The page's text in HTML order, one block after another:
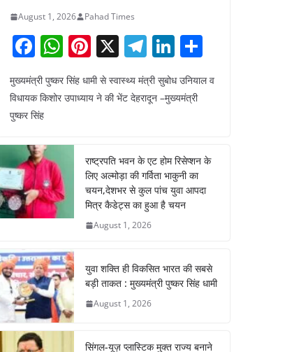
August 1, 2026 Pahad Times
F
a
c
e
o
o
k
W
h
at
p
Pi
nt
er
X T
el
e
gr
m
Li
n
k
n
ar
मुख्यमंत्री पुष्कर सिंह धामी से स्वास्थ्य मंत्री सुबोध उनियाल व
विधायक किशोर उपाध्याय ने की भेंट देहरादून –मुख्यमंत्री
पुष्कर सिंह
राष्ट्रपति भवन के एट होम रिसेप्शन के
लिए अल्मोड़ा की गर्विता भाकुनी का
चयन,देशभर से कुल पांच युवा आपदा
मित्र कैडेट्स का हुआ है चयन
August 1, 2026
युवा शक्ति ही विकसित भारत की सबसे
बड़ी ताकत : मुख्यमंत्री पुष्कर सिंह धामी
August 1, 2026
सिंगल-यूज़ प्लास्टिक मुक्त राज्य बनाने